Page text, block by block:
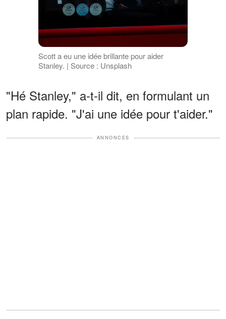
Scott a eu une idée brillante pour aider
Stanley. | Source : Unsplash
"Hé Stanley," a-t-il dit, en formulant un
plan rapide. "J'ai une idée pour t'aider."
ANNONCES